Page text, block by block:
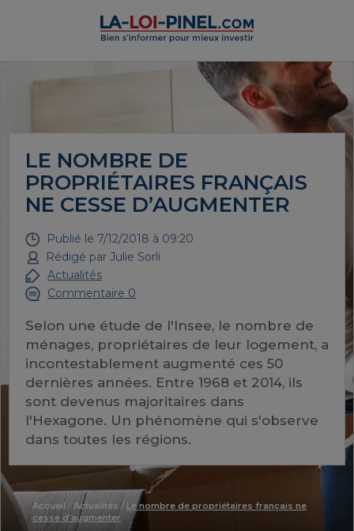
LE NOMBRE DE
PROPRIÉTAIRES FRANÇAIS
NE CESSE D’AUGMENTER
Publié le 7/12/2018 à 09:20
Rédigé par Julie Sorli
Actualités
Commentaire 0
Selon une étude de l'Insee, le nombre de
ménages, propriétaires de leur logement, a
incontestablement augmenté ces 50
dernières années. Entre 1968 et 2014, ils
sont devenus majoritaires dans
l'Hexagone. Un phénomène qui s'observe
dans toutes les régions.
Accueil / Actualités / Le nombre de propriétaires français ne
cesse d’augmenter